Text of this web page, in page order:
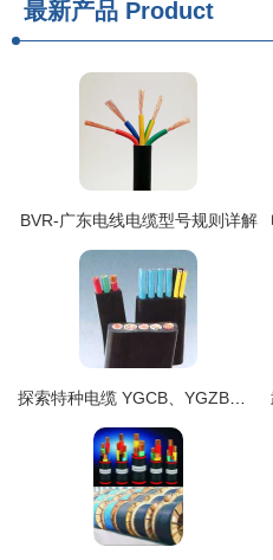
最新产品 Product
BVR-广东电线电缆型号规则详解